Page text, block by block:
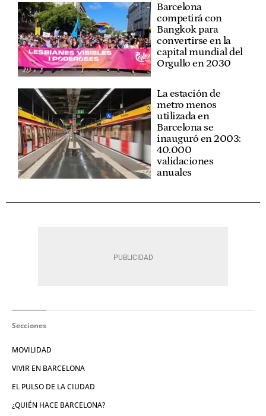
Barcelona
competirá con
Bangkok para
convertirse en la
capital mundial del
Orgullo en 2030
La estación de
metro menos
utilizada en
Barcelona se
inauguró en 2003:
40.000
validaciones
anuales
Secciones
MOVILIDAD
VIVIR EN BARCELONA
EL PULSO DE LA CIUDAD
¿QUIÉN HACE BARCELONA?